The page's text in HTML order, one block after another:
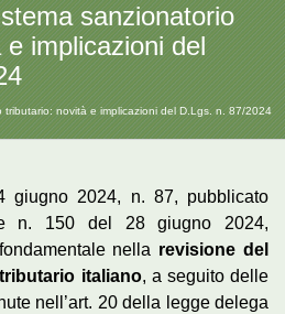
sanzionatorio
implicazioni del
tributario: novità e implicazioni del D.Lgs. n. 87/2024
giugno 2024, n. 87, pubblicato
n. 150 del 28 giugno 2024,
nella revisione del
italiano, a seguito delle
nell’art. 20 della legge delega